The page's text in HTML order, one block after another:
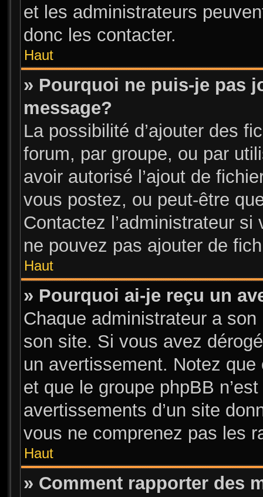
et les administrateurs
donc les contacter.
Haut
» Pourquoi ne puis-je pas
message?
La possibilité d’ajouter des
forum, par groupe, ou par
avoir autorisé l’ajout de
vous postez, ou peut-être
Contactez l’administrateur
ne pouvez pas ajouter de
Haut
» Pourquoi ai-je reçu un
Chaque administrateur a
son site. Si vous avez
un avertissement. Notez que
et que le groupe phpBB
avertissements d’un site
vous ne comprenez pas les
Haut
» Comment rapporter des